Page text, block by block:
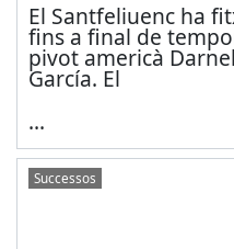
El Santfeliuenc ha
fins a final de
pivot americà
García. El
...
Successos